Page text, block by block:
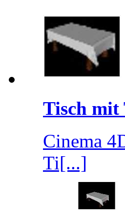
Tisch mit
Cinema
Ti[...]